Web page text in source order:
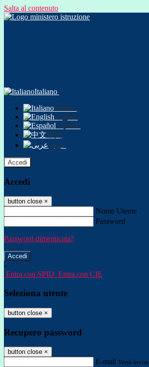
Salta al contenuto
Italiano
Italiano
English
Español
中文
عربى
Accedi
Accedi
button close ×
Nome Utente
Password
Password dimenticata?
-
Entra con SPID Entra con CIE
Seleziona utente
button close ×
Recupero password
button close ×
E-mail Verrà